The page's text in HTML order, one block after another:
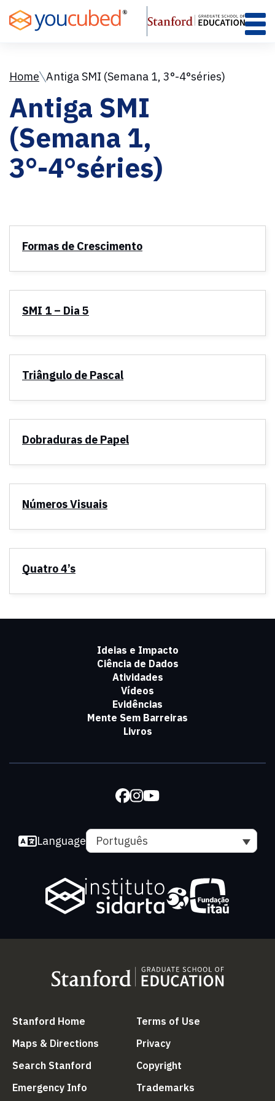
to
Content
Home Antiga SMI (Semana 1, 3°-4°séries)
Antiga SMI
(Semana 1,
3°-4°séries)
Formas de Crescimento
SMI 1 – Dia 5
Triângulo de Pascal
Dobraduras de Papel
Números Visuais
Quatro 4’s
Ideias e Impacto
Ciência de Dados
Atividades
Vídeos
Evidências
Mente Sem Barreiras
Livros
Language Português
Stanford Home (link is external)
Maps & Directions (link is external)
Search Stanford (link is external)
Emergency Info (link is external)
Terms of Use
Privacy(link is external)
Copyright
Trademarks